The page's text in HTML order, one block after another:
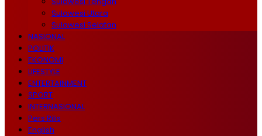
Sulawesi Utara
Sulawesi Selatan
NASIONAL
POLITIK
EKONOMI
LIFESTYLE
ENTERTAINMENT
SPORT
INTERNASIONAL
Pers Rilis
English